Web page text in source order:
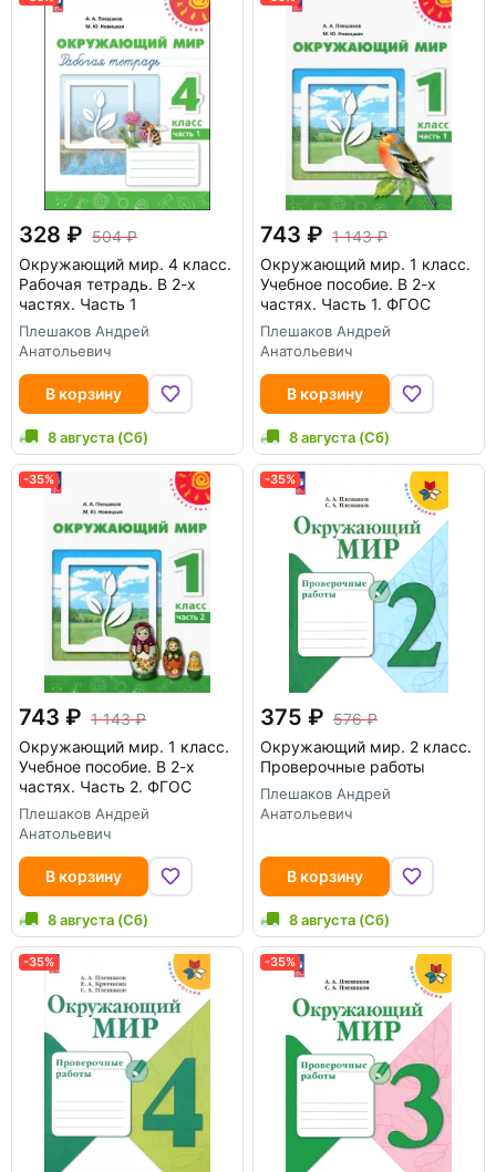
328
504
Окружающий мир. 4 класс.
Рабочая тетрадь. В 2-х
частях. Часть 1
Плешаков Андрей
Анатольевич
В корзину
8 августа (Сб)
743
1 143
Окружающий мир. 1 класс.
Учебное пособие. В 2-х
частях. Часть 1. ФГОС
Плешаков Андрей
Анатольевич
В корзину
8 августа (Сб)
-35%
743
1 143
Окружающий мир. 1 класс.
Учебное пособие. В 2-х
частях. Часть 2. ФГОС
Плешаков Андрей
Анатольевич
В корзину
8 августа (Сб)
-35%
375
576
Окружающий мир. 2 класс.
Проверочные работы
Плешаков Андрей
Анатольевич
В корзину
8 августа (Сб)
-35% -35%